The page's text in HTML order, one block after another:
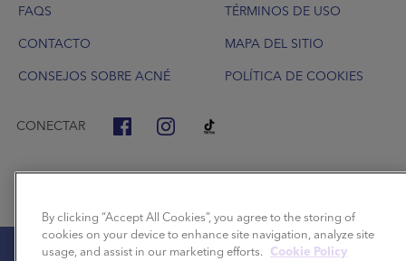
FAQS
CONTACTO
CONSEJOS SOBRE ACNÉ
TÉRMINOS DE USO
MAPA DEL SITIO
POLÍTICA DE COOKIES
CONECTAR
By clicking “Accept All Cookies”, you agree to the storing of
cookies on your device to enhance site navigation, analyze site
usage, and assist in our marketing efforts. Cookie Policy